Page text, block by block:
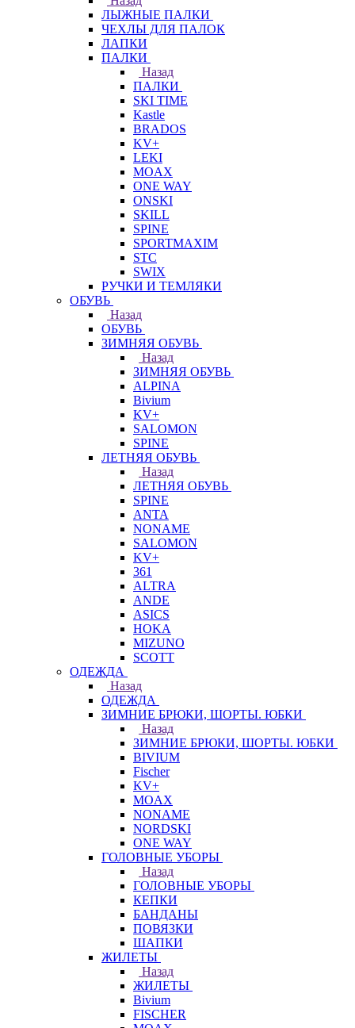
ЛЫЖНЫЕ ПАЛКИ
ЧЕХЛЫ ДЛЯ ПАЛОК
ЛАПКИ
ПАЛКИ
Назад
ПАЛКИ
SKI TIME
Kastle
BRADOS
KV+
LEKI
MOAX
ONE WAY
ONSKI
SKILL
SPINE
SPORTMAXIM
STC
SWIX
РУЧКИ И ТЕМЛЯКИ
ОБУВЬ
Назад
ОБУВЬ
ЗИМНЯЯ ОБУВЬ
Назад
ЗИМНЯЯ ОБУВЬ
ALPINA
Bivium
KV+
SALOMON
SPINE
ЛЕТНЯЯ ОБУВЬ
Назад
ЛЕТНЯЯ ОБУВЬ
SPINE
ANTA
NONAME
SALOMON
KV+
361
ALTRA
ANDE
ASICS
HOKA
MIZUNO
SCOTT
ОДЕЖДА
Назад
ОДЕЖДА
ЗИМНИЕ БРЮКИ, ШОРТЫ. ЮБКИ
Назад
ЗИМНИЕ БРЮКИ, ШОРТЫ. ЮБКИ
BIVIUM
Fischer
KV+
MOAX
NONAME
NORDSKI
ONE WAY
ГОЛОВНЫЕ УБОРЫ
Назад
ГОЛОВНЫЕ УБОРЫ
КЕПКИ
БАНДАНЫ
ПОВЯЗКИ
ШАПКИ
ЖИЛЕТЫ
Назад
ЖИЛЕТЫ
Bivium
FISCHER